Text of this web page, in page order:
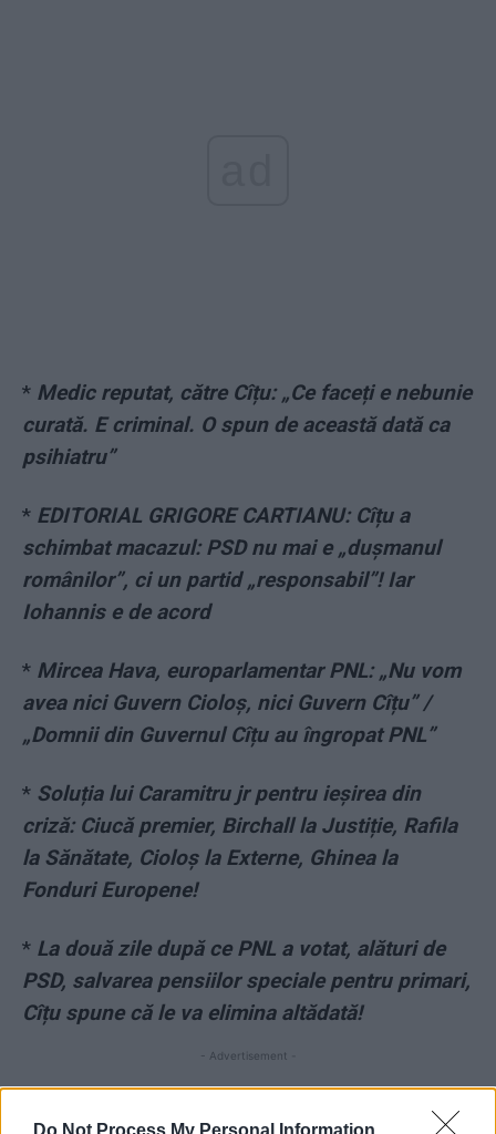
Do Not Process My Personal Information
* Medic reputat, către Cîțu: „Ce faceți e nebunie
curată. E criminal. O spun de această dată ca
psihiatru”
* EDITORIAL GRIGORE CARTIANU: Cîțu a
schimbat macazul: PSD nu mai e „dușmanul
românilor”, ci un partid „responsabil”! Iar
Iohannis e de acord
* Mircea Hava, europarlamentar PNL: „Nu vom
avea nici Guvern Cioloș, nici Guvern Cîțu” /
„Domnii din Guvernul Cîțu au îngropat PNL”
* Soluția lui Caramitru jr pentru ieșirea din
criză: Ciucă premier, Birchall la Justiție, Rafila
la Sănătate, Cioloș la Externe, Ghinea la
Fonduri Europene!
* La două zile după ce PNL a votat, alături de
PSD, salvarea pensiilor speciale pentru primari,
Cîțu spune că le va elimina altădată!
- Advertisement -